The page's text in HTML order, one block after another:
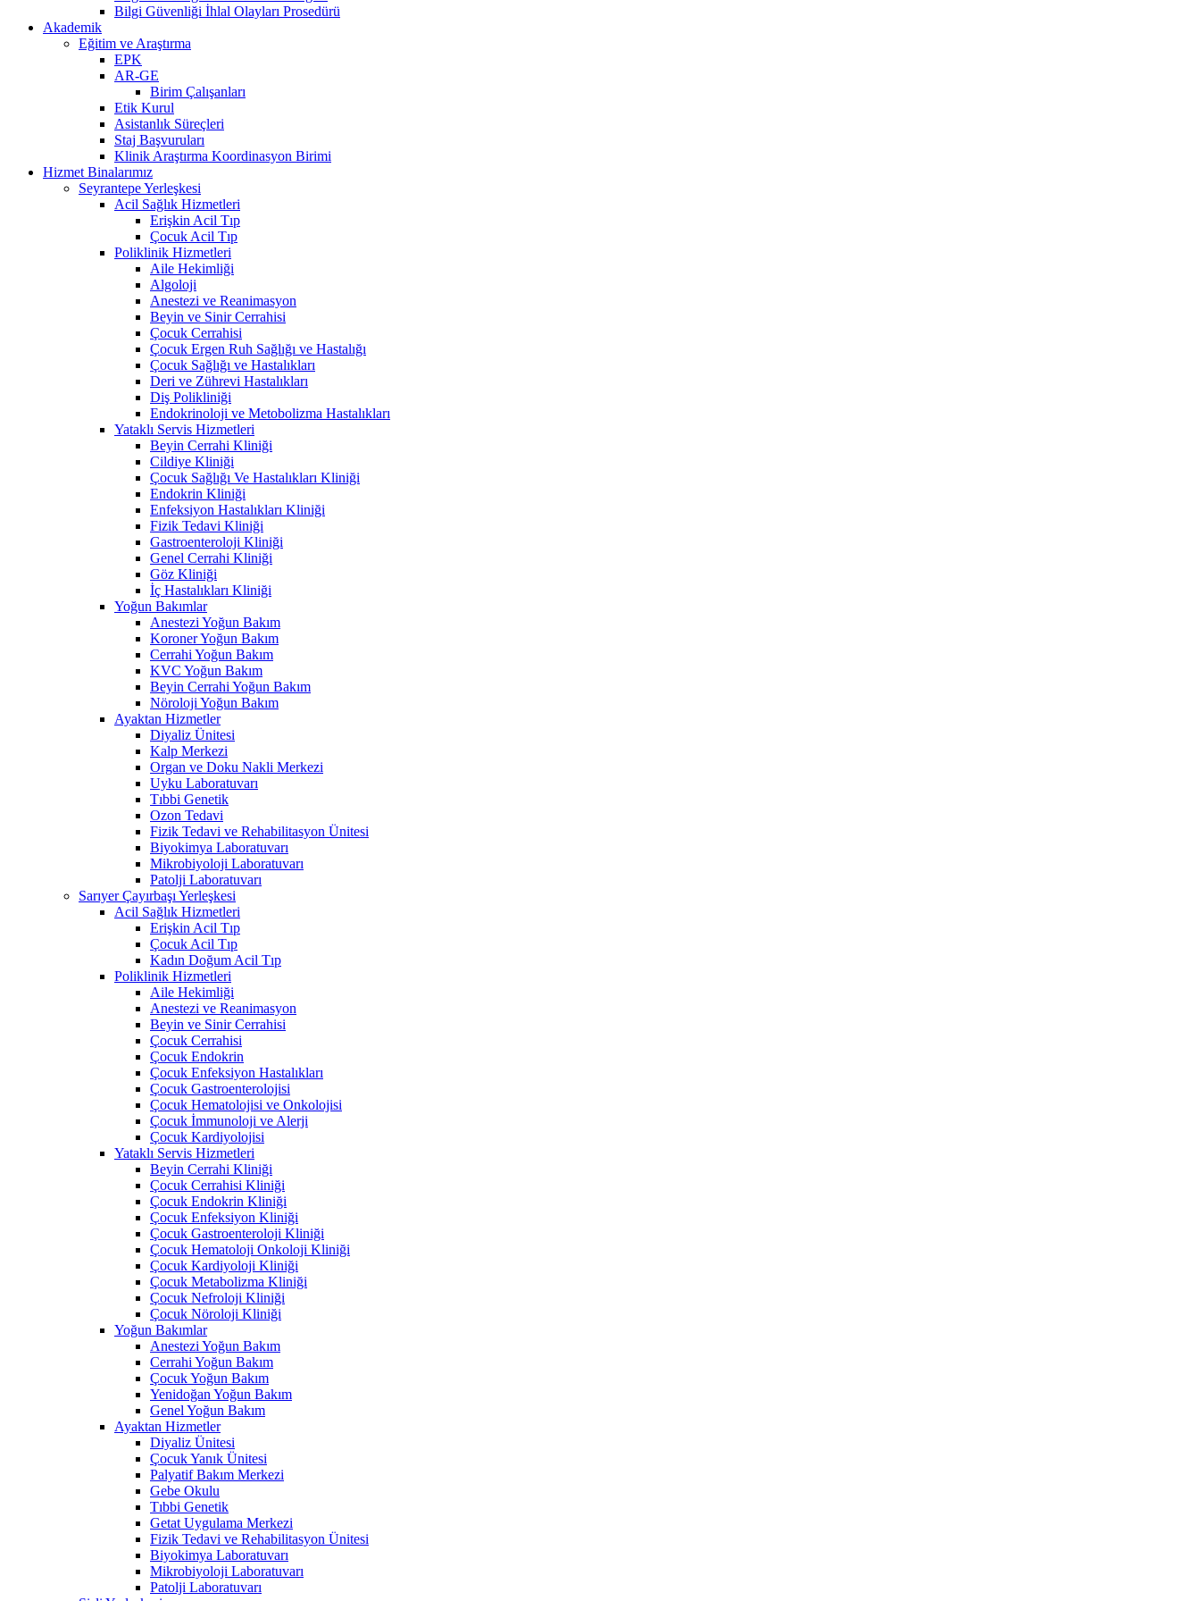
Bilgi Güvenliği İhlal Olayları Prosedürü
Akademik
Eğitim ve Araştırma
EPK
AR-GE
Birim Çalışanları
Etik Kurul
Asistanlık Süreçleri
Staj Başvuruları
Klinik Araştırma Koordinasyon Birimi
Hizmet Binalarımız
Seyrantepe Yerleşkesi
Acil Sağlık Hizmetleri
Erişkin Acil Tıp
Çocuk Acil Tıp
Poliklinik Hizmetleri
Aile Hekimliği
Algoloji
Anestezi ve Reanimasyon
Beyin ve Sinir Cerrahisi
Çocuk Cerrahisi
Çocuk Ergen Ruh Sağlığı ve Hastalığı
Çocuk Sağlığı ve Hastalıkları
Deri ve Zührevi Hastalıkları
Diş Polikliniği
Endokrinoloji ve Metobolizma Hastalıkları
Yataklı Servis Hizmetleri
Beyin Cerrahi Kliniği
Cildiye Kliniği
Çocuk Sağlığı Ve Hastalıkları Kliniği
Endokrin Kliniği
Enfeksiyon Hastalıkları Kliniği
Fizik Tedavi Kliniği
Gastroenteroloji Kliniği
Genel Cerrahi Kliniği
Göz Kliniği
İç Hastalıkları Kliniği
Yoğun Bakımlar
Anestezi Yoğun Bakım
Koroner Yoğun Bakım
Cerrahi Yoğun Bakım
KVC Yoğun Bakım
Beyin Cerrahi Yoğun Bakım
Nöroloji Yoğun Bakım
Ayaktan Hizmetler
Diyaliz Ünitesi
Kalp Merkezi
Organ ve Doku Nakli Merkezi
Uyku Laboratuvarı
Tıbbi Genetik
Ozon Tedavi
Fizik Tedavi ve Rehabilitasyon Ünitesi
Biyokimya Laboratuvarı
Mikrobiyoloji Laboratuvarı
Patolji Laboratuvarı
Sarıyer Çayırbaşı Yerleşkesi
Acil Sağlık Hizmetleri
Erişkin Acil Tıp
Çocuk Acil Tıp
Kadın Doğum Acil Tıp
Poliklinik Hizmetleri
Aile Hekimliği
Anestezi ve Reanimasyon
Beyin ve Sinir Cerrahisi
Çocuk Cerrahisi
Çocuk Endokrin
Çocuk Enfeksiyon Hastalıkları
Çocuk Gastroenterolojisi
Çocuk Hematolojisi ve Onkolojisi
Çocuk İmmunoloji ve Alerji
Çocuk Kardiyolojisi
Yataklı Servis Hizmetleri
Beyin Cerrahi Kliniği
Çocuk Cerrahisi Kliniği
Çocuk Endokrin Kliniği
Çocuk Enfeksiyon Kliniği
Çocuk Gastroenteroloji Kliniği
Çocuk Hematoloji Onkoloji Kliniği
Çocuk Kardiyoloji Kliniği
Çocuk Metabolizma Kliniği
Çocuk Nefroloji Kliniği
Çocuk Nöroloji Kliniği
Yoğun Bakımlar
Anestezi Yoğun Bakım
Cerrahi Yoğun Bakım
Çocuk Yoğun Bakım
Yenidoğan Yoğun Bakım
Genel Yoğun Bakım
Ayaktan Hizmetler
Diyaliz Ünitesi
Çocuk Yanık Ünitesi
Palyatif Bakım Merkezi
Gebe Okulu
Tıbbi Genetik
Getat Uygulama Merkezi
Fizik Tedavi ve Rehabilitasyon Ünitesi
Biyokimya Laboratuvarı
Mikrobiyoloji Laboratuvarı
Patolji Laboratuvarı